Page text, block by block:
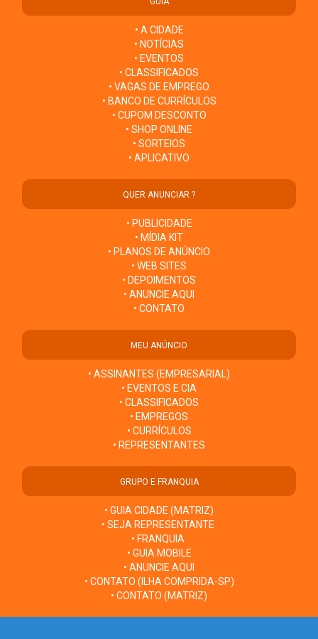
• A CIDADE
• NOTÍCIAS
• EVENTOS
• CLASSIFICADOS
• VAGAS DE EMPREGO
• BANCO DE CURRÍCULOS
• CUPOM DESCONTO
• SHOP ONLINE
• SORTEIOS
• APLICATIVO
QUER ANUNCIAR ?
• PUBLICIDADE
• MÍDIA KIT
• PLANOS DE ANÚNCIO
• WEB SITES
• DEPOIMENTOS
• ANUNCIE AQUI
• CONTATO
MEU ANÚNCIO
• ASSINANTES (EMPRESARIAL)
• EVENTOS E CIA
• CLASSIFICADOS
• EMPREGOS
• CURRÍCULOS
• REPRESENTANTES
GRUPO E FRANQUIA
• GUIA CIDADE (MATRIZ)
• SEJA REPRESENTANTE
• FRANQUIA
• GUIA MOBILE
• ANUNCIE AQUI
• CONTATO (ILHA COMPRIDA-SP)
• CONTATO (MATRIZ)